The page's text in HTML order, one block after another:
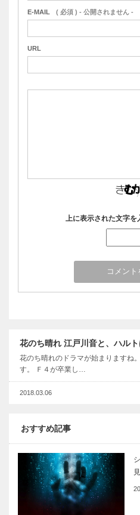
E-MAIL ( 必須 ) - 公開されません -
URL
上に表示された文字を
花のち晴れ 江戸川音と、ハル
花のち晴れのドラマが始まりますね
す。 Ｆ４が卒業し…
2018.03.06
おすすめ記事